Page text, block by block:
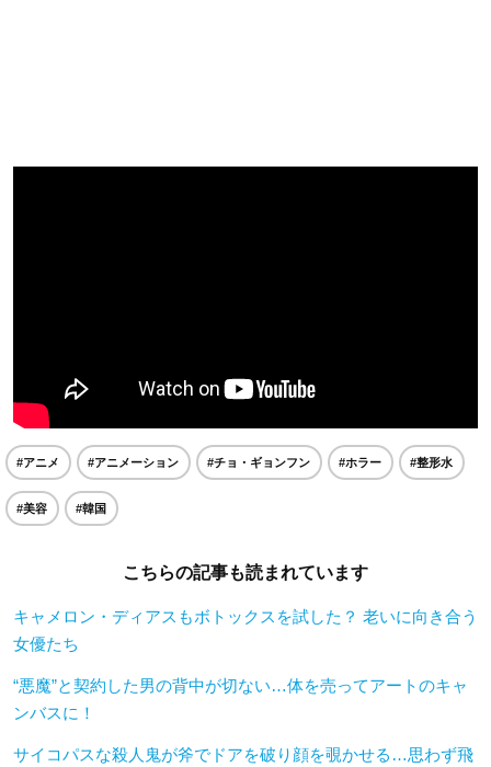
#アニメ #アニメーション #チョ・ギョンフン #ホラー #整形水
#美容 #韓国
こちらの記事も読まれています
キャメロン・ディアスもボトックスを試した？ 老いに向き合う
女優たち
“悪魔”と契約した男の背中が切ない…体を売ってアートのキャ
ンバスに！
サイコパスな殺人鬼が斧でドアを破り顔を覗かせる…思わず飛